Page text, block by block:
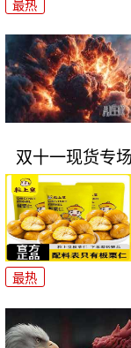
最热
双十一现货专
最热